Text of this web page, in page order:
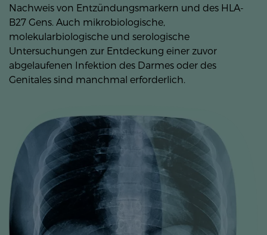
Nachweis von Entzündungsmarkern und des HLA-
B27 Gens. Auch mikrobiologische,
molekularbiologische und serologische
Untersuchungen zur Entdeckung einer zuvor
abgelaufenen Infektion des Darmes oder des
Genitales sind manchmal erforderlich.